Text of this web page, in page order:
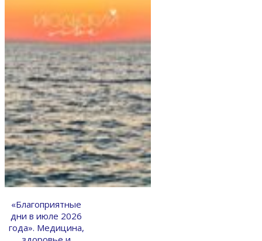
«Благоприятные
дни в июле 2026
года». Медицина,